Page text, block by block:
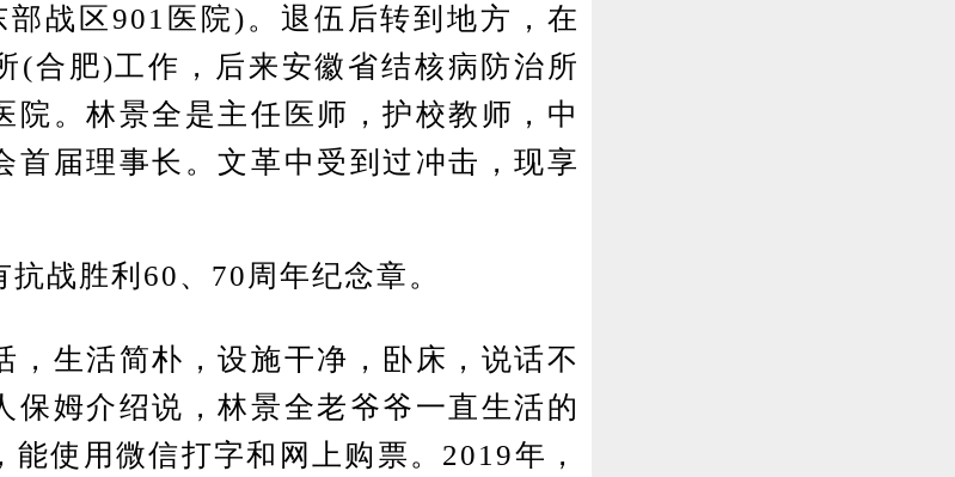
部战区901医院)。退伍后转到地方，在
(合肥)工作，后来安徽省结核病防治所
院。林景全是主任医师，护校教师，中
首届理事长。文革中受到过冲击，现享
胜利60、70周年纪念章。
生活简朴，设施干净，卧床，说话不
保姆介绍说，林景全老爷爷一直生活的
使用微信打字和网上购票。2019年，